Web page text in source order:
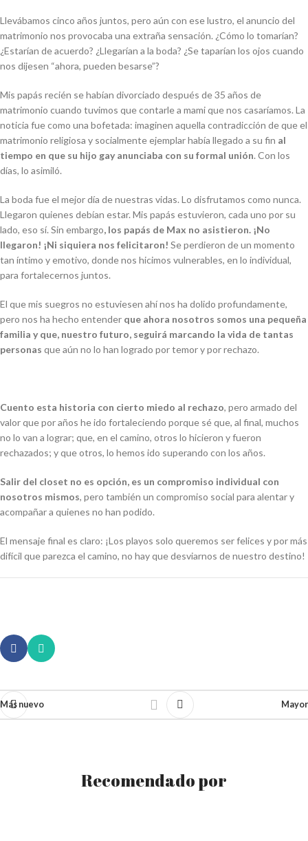
Llevábamos cinco años juntos, pero aún con ese lustro, el anuncio del
matrimonio nos provocaba una extraña sensación. ¿Cómo lo tomarían?
¿Estarían de acuerdo? ¿Llegarían a la boda? ¿Se taparían los ojos cuando
nos dijesen “ahora, pueden besarse”?
Mis papás recién se habían divorciado después de 35 años de
matrimonio cuando tuvimos que contarle a mami que nos casaríamos. La
noticia fue como una bofetada: imaginen aquella contradicción de que el
matrimonio religiosa y socialmente ejemplar había llegado a su fin al
tiempo en que su hijo gay anunciaba con su formal unión. Con los
días, lo asimiló.
La boda fue el mejor día de nuestras vidas. Lo disfrutamos como nunca.
Llegaron quienes debían estar. Mis papás estuvieron, cada uno por su
lado, eso sí. Sin embargo, los papás de Max no asistieron. ¡No
llegaron! ¡Ni siquiera nos felicitaron! Se perdieron de un momento
tan íntimo y emotivo, donde nos hicimos vulnerables, en lo individual,
para fortalecernos juntos.
El que mis suegros no estuviesen ahí nos ha dolido profundamente,
pero nos ha hecho entender que ahora nosotros somos una pequeña
familia y que, nuestro futuro, seguirá marcando la vida de tantas
personas que aún no lo han logrado por temor y por rechazo.
Cuento esta historia con cierto miedo al rechazo, pero armado del
valor que por años he ido fortaleciendo porque sé que, al final, muchos
no lo van a lograr; que, en el camino, otros lo hicieron y fueron
rechazados; y que otros, lo hemos ido superando con los años.
Salir del closet no es opción, es un compromiso individual con
nosotros mismos, pero también un compromiso social para alentar y
acompañar a quienes no han podido.
El mensaje final es claro: ¡Los playos solo queremos ser felices y por más
difícil que parezca el camino, no hay que desviarnos de nuestro destino!
Más nuevo Mayor
Recomendado por